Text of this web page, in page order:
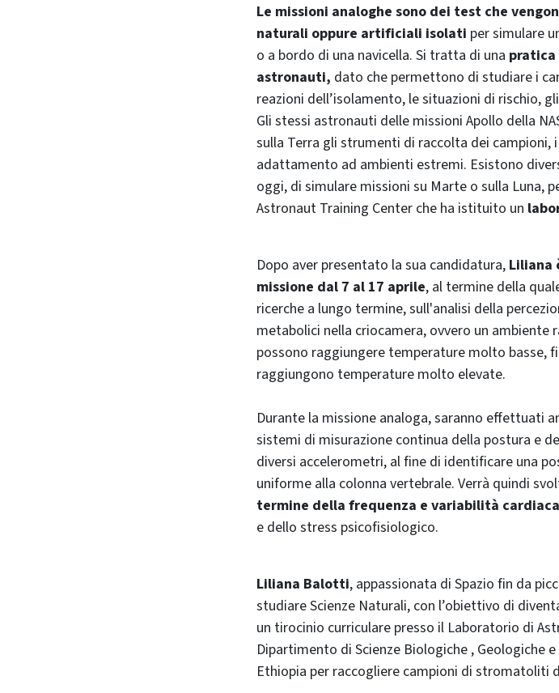
Le missioni analoghe sono dei test che
naturali oppure artificiali isolati per simulare
o a bordo di una navicella. Si tratta di una
astronauti, dato che permettono di studiare i
reazioni dell’isolamento, le situazioni di rischio,
Gli stessi astronauti delle missioni Apollo della
sulla Terra gli strumenti di raccolta dei campioni,
adattamento ad ambienti estremi. Esistono
oggi, di simulare missioni su Marte o sulla Luna,
Astronaut Training Center che ha istituito un
Dopo aver presentato la sua candidatura, Liliana
missione dal 7 al 17 aprile, al termine della
ricerche a lungo termine, sull'analisi della
metabolici nella criocamera, ovvero un
possono raggiungere temperature molto basse,
raggiungono temperature molto elevate.
Durante la missione analoga, saranno effettuati
sistemi di misurazione continua della postura e
diversi accelerometri, al fine di identificare una
uniforme alla colonna vertebrale. Verrà quindi
termine della frequenza e variabilità cardiaca
e dello stress psicofisiologico.
Liliana Balotti, appassionata di Spazio fin da
studiare Scienze Naturali, con l’obiettivo di
un tirocinio curriculare presso il Laboratorio di
Dipartimento di Scienze Biologiche , Geologiche
Ethiopia per raccogliere campioni di stromatoliti